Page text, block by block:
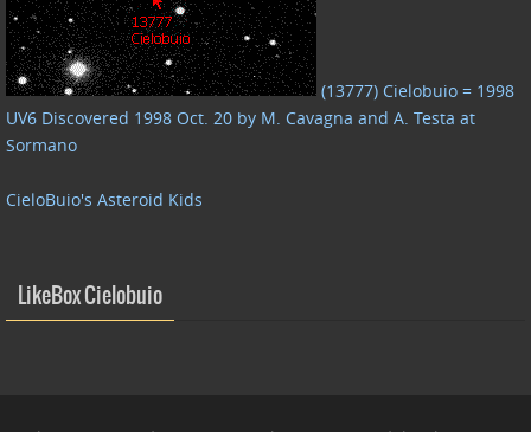
(13777) Cielobuio = 1998
UV6 Discovered 1998 Oct. 20 by M. Cavagna and A. Testa at
Sormano
CieloBuio's Asteroid Kids
LikeBox Cielobuio